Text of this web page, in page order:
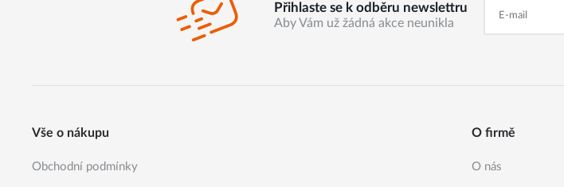
Přihlaste se k odběru newslettru
Aby Vám už žádná akce neunikla
Vše o nákupu
Obchodní podmínky
O firmě
O nás